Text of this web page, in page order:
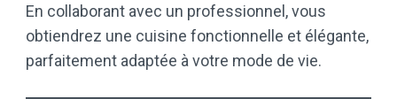
En collaborant avec un professionnel, vous
obtiendrez une cuisine fonctionnelle et élégante,
parfaitement adaptée à votre mode de vie.